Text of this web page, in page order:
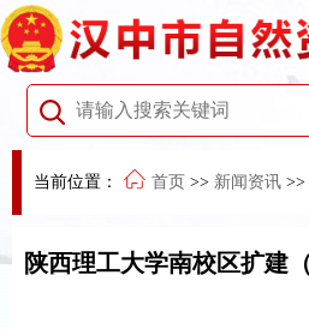
当前位置： 首页 >> 新闻资讯 >>